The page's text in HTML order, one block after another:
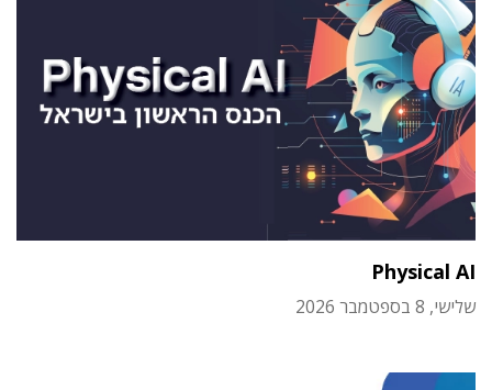
Physical AI
שלישי, 8 בספטמבר 2026